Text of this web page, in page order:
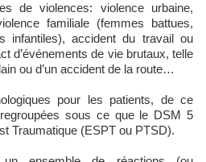
de violences: violence urbaine,
familiale (femmes battues,
infantiles), accident du travail ou
d’événements de vie brutaux, telle
ou d’un accident de la route…
pour les patients, de ce
sous ce que le DSM 5
Traumatique (ESPT ou PTSD).